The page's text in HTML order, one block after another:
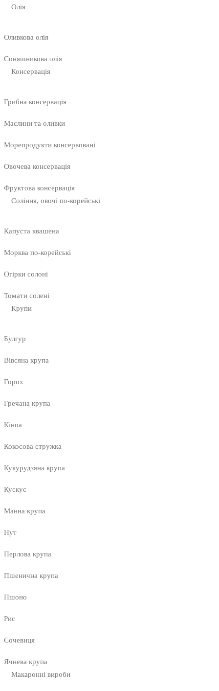
Олія
Оливкова олія
Соняшникова олія
Консервація
Грибна консервація
Маслини та оливки
Морепродукти консервовані
Овочева консервація
Фруктова консервація
Соління, овочі по-корейські
Капуста квашена
Морква по-корейські
Огірки солоні
Томати солені
Крупи
Булгур
Вівсяна крупа
Горох
Гречана крупа
Кіноа
Кокосова стружка
Кукурудзяна крупа
Кускус
Манна крупа
Нут
Перлова крупа
Пшенична крупа
Пшоно
Рис
Сочевиця
Ячнева крупа
Макаронні вироби